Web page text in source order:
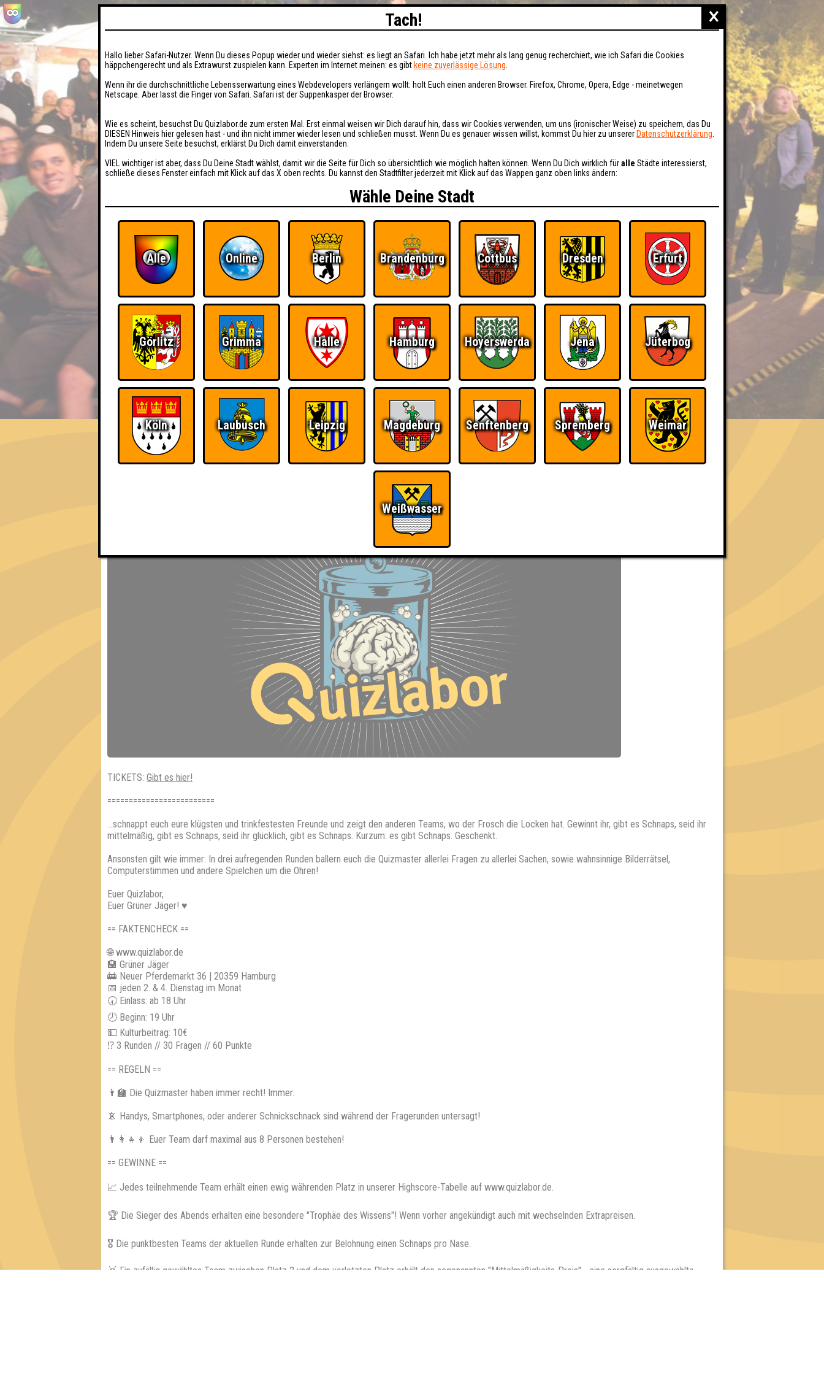
EVENTS HIGHSCORE RESERVIERUNG BUCHEN FAQ ÜBER UNS
«
QUIZLABOR Hamburg #65
· 08.09.2026 · Grüner Jäger
TICKETS: Gibt es hier!
=========================
...schnappt euch eure klügsten und trinkfestesten Freunde und zeigt den anderen Teams, wo der Frosch die Locken hat. Gewinnt ihr, gibt es Schnaps, seid ihr
mittelmäßig, gibt es Schnaps, seid ihr glücklich, gibt es Schnaps. Kurzum: es gibt Schnaps. Geschenkt.
Ansonsten gilt wie immer: In drei aufregenden Runden ballern euch die Quizmaster allerlei Fragen zu allerlei Sachen, sowie wahnsinnige Bilderrätsel,
Computerstimmen und andere Spielchen um die Ohren!
Euer Quizlabor,
Euer Grüner Jäger! ♥
== FAKTENCHECK ==
🌐 www.quizlabor.de
🏨 Grüner Jäger
🚋 Neuer Pferdemarkt 36 | 20359 Hamburg
📅 jeden 2. & 4. Dienstag im Monat
🕢 Einlass: ab 18 Uhr
🕗 Beginn: 19 Uhr
💵 Kulturbeitrag: 10€
⁉ 3 Runden // 30 Fragen // 60 Punkte
== REGELN ==
👨‍🏫 Die Quizmaster haben immer recht! Immer.
📵 Handys, Smartphones, oder anderer Schnickschnack sind während der Fragerunden untersagt!
👨‍👩‍👧‍👦 Euer Team darf maximal aus 8 Personen bestehen!
== GEWINNE ==
📈 Jedes teilnehmende Team erhält einen ewig währenden Platz in unserer Highscore-Tabelle auf www.quizlabor.de.
🏆 Die Sieger des Abends erhalten eine besondere "Trophäe des Wissens"! Wenn vorher angekündigt auch mit wechselnden Extrapreisen.
🎖 Die punktbesten Teams der aktuellen Runde erhalten zur Belohnung einen Schnaps pro Nase.
🥉 Ein zufällig gewähltes Team zwischen Platz 2 und dem vorletzten Platz erhält den sogenannten "Mittelmäßigkeits-Preis" - eine sorgfältig ausgewählte
×
Tach!
Hallo lieber Safari-Nutzer. Wenn Du dieses Popup wieder und wieder siehst: es liegt an Safari. Ich habe jetzt mehr als lang genug recherchiert, wie ich Safari die Cookies
häppchengerecht und als Extrawurst zuspielen kann. Experten im Internet meinen: es gibt keine zuverlässige Lösung
Wenn ihr die durchschnittliche Lebensserwartung eines Webdevelopers verlängern wollt: holt Euch einen anderen Browser. Firefox, Chrome, Opera, Edge - meinetwegen
Netscape. Aber lasst die Finger von Safari. Safari ist der Suppenkasper der Browser.
Wie es scheint, besuchst Du Quizlabor.de zum ersten Mal. Erst einmal weisen wir Dich darauf hin, dass wir Cookies verwenden, um uns (ironischer Weise) zu speichern, das Du
DIESEN Hinweis hier gelesen hast - und ihn nicht immer wieder lesen und schließen musst. Wenn Du es genauer wissen willst, kommst Du hier zu unserer Datenschutzerklärung
Indem Du unsere Seite besuchst, erklärst Du Dich damit einverstanden.
VIEL wichtiger ist aber, dass Du Deine Stadt wählst, damit wir die Seite für Dich so übersichtlich wie möglich halten können. Wenn Du Dich wirklich füralle Städte interessierst,
schließe dieses Fenster einfach mit Klick auf das X oben rechts. Du kannst den Stadtfilter jederzeit mit Klick auf das Wappen ganz oben links ändern:
Wähle Deine Stadt
Alle Online Berlin Brandenburg Cottbus Dresden Erfurt
Görlitz Grimma Halle Hamburg Hoyerswerda Jena Jüterbog
Köln Laubusch Leipzig Magdeburg Senftenberg Spremberg Weimar
Weißwasser